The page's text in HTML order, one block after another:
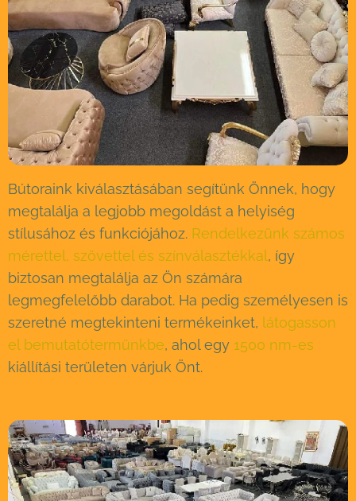
Bútoraink kiválasztásában segítünk Önnek, hogy
megtalálja a legjobb megoldást a helyiség
stílusához és funkciójához. Rendelkezünk számos
mérettel, szövettel és színválasztékkal , így
biztosan megtalálja az Ön számára
legmegfelelőbb darabot. Ha pedig személyesen is
szeretné megtekinteni termékeinket, látogasson
el bemutatótermünkbe, ahol egy 1500 nm-es
kiállítási területen várjuk Önt.